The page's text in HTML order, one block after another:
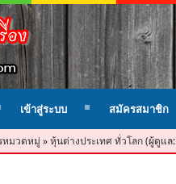
เข้าสู่ระบบ สมัครสมาชิก
หมวดหมู่ »หุ้นต่างประเทศ ทั่วโลก(ผู้ดูแล: